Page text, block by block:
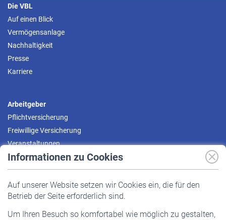
Informationen zu Cookies
Auf unserer Website setzen wir Cookies ein, die für den
Betrieb der Seite erforderlich sind.
Um Ihren Besuch so komfortabel wie möglich zu gestalten,
Die VBL
Auf einen Blick
Vermögensanlage
Nachhaltigkeit
Presse
Karriere
Arbeitgeber
Pflichtversicherung
Freiwillige Versicherung
Veranstaltungen
Pflichtversicherung
Staatliche Förderung